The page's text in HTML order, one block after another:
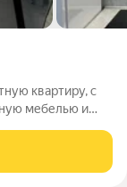
квартиру, с
мебелью и
дела (